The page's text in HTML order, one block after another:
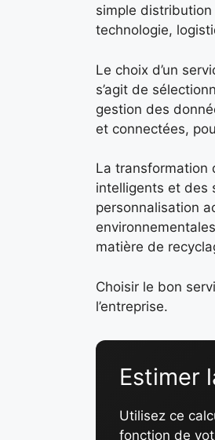
simple
technologie,
Le choix d’un
s’agit de
gestion des
et connectées,
La transformation
intelligents et des
personnalisation
matière de
Choisir le bon
l’entreprise.
Estimer
Utilisez ce
fonction de